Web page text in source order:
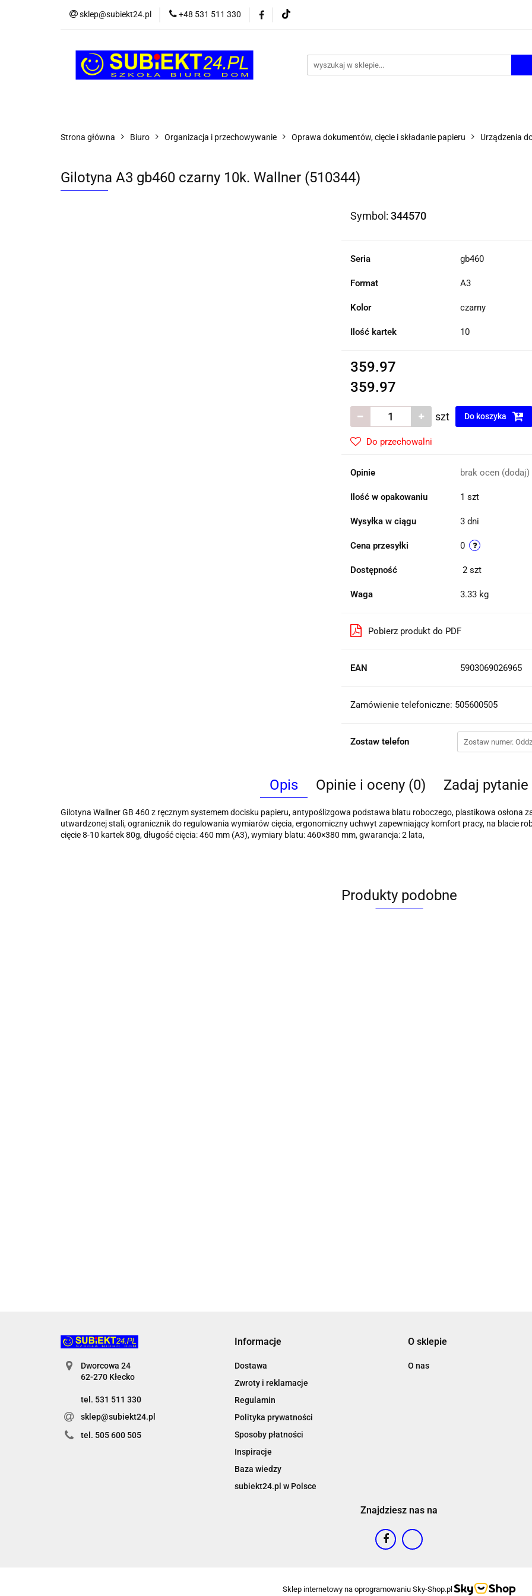
sklep@subiekt24.pl +48 531 511 330
SZKOLNE BIUROWE
ŚWIĄTECZNE i OKAZJONALNE AGD
Strona główna Biuro Organizacja i przechowywanie Oprawa dokumentów, cięcie i składanie papieru Urządzenia
Gilotyna A3 gb460 czarny 10k. Wallner (510344)
Symbol: 344570
Seria gb460
Format A3
Kolor czarny
Ilość kartek 10
359.97
359.97
szt Do koszyka
Do przechowalni
Opinie brak ocen (dodaj)
Ilość w opakowaniu 1 szt
Wysyłka w ciągu 3 dni
Cena przesyłki 0
Dostępność 2 szt
Waga 3.33 kg
Pobierz produkt do PDF
EAN 5903069026965
Zamówienie telefoniczne: 505600505
Zostaw telefon
Opis Opinie i oceny (0) Zadaj pytanie
Gilotyna Wallner GB 460 z ręcznym systemem docisku papieru, antypoślizgowa podstawa blatu roboczego, plastikowa osłona
utwardzonej stali, ogranicznik do regulowania wymiarów cięcia, ergonomiczny uchwyt zapewniający komfort pracy, na blacie
cięcie 8-10 kartek 80g, długość cięcia: 460 mm (A3), wymiary blatu: 460×380 mm, gwarancja: 2 lata,
Produkty podobne
Dworcowa 24
62-270 Kłecko
tel. 531 511 330
sklep@subiekt24.pl
tel. 505 600 505
Informacje
Dostawa
Zwroty i reklamacje
Regulamin
Polityka prywatności
Sposoby płatności
Inspiracje
Baza wiedzy
subiekt24.pl w Polsce
O sklepie
O nas
Znajdziesz nas na
Sklep internetowy na oprogramowaniu Sky-Shop.pl